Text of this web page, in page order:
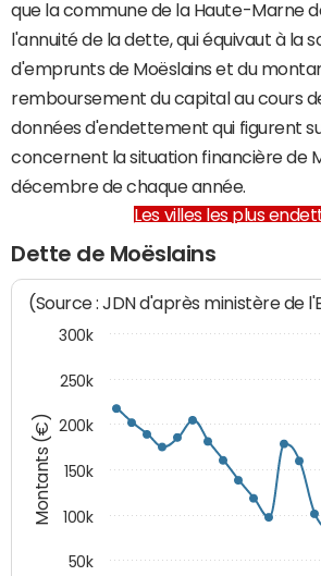
que la commune de la Haute-Marne
l'annuité de la dette, qui équivaut à la
d'emprunts de Moëslains et du
remboursement du capital au cours
données d'endettement qui figurent
concernent la situation financière de
décembre de chaque année.
Les villes les plus
Dette de Moëslains
Montants (€)
(Source : JDN d'après ministère de
50k
100k
150k
200k
250k
300k